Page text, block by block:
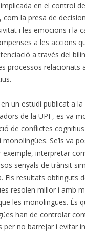
en el control
la presa de
i les emocions i la
a les accions
a través del
processos relacionats
un estudi publicat a la
de la UPF, es va
de conflictes
Se’ls va
exemple, interpretar
senyals de trànsit
Els resultats obtinguts
resolen millor i amb
les monolingües. És
han de controlar
per no barrejar i evitar